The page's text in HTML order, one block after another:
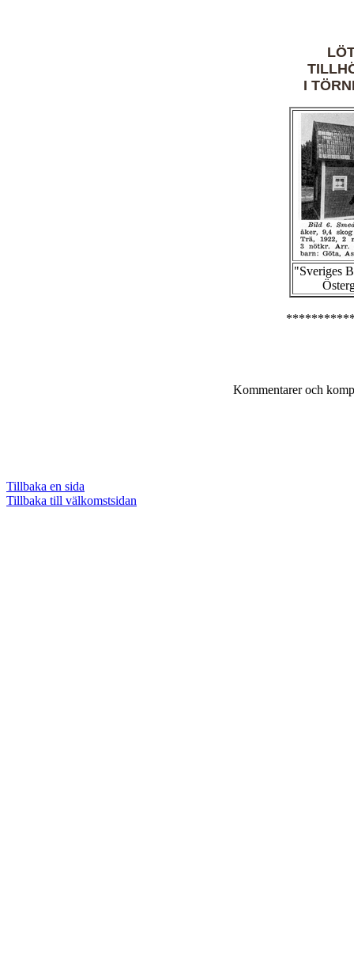
I
"Sveriges
Kommentarer och
Tillbaka en sida
Tillbaka till välkomstsidan